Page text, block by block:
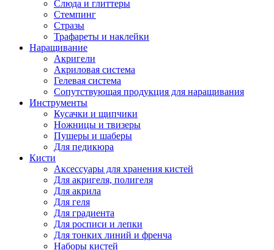
Слюда и глиттеры
Стемпинг
Стразы
Трафареты и наклейки
Наращивание
Акригели
Акриловая система
Гелевая система
Сопутствующая продукция для наращивания
Инструменты
Кусачки и щипчики
Ножницы и твизеры
Пушеры и шаберы
Для педикюра
Кисти
Аксессуары для хранения кистей
Для акригеля, полигеля
Для акрила
Для геля
Для градиента
Для росписи и лепки
Для тонких линий и френча
Наборы кистей